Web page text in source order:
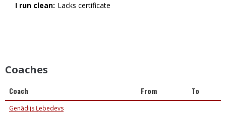
I run clean: Lacks certificate
Coaches
Coach From To
Genādijs Ļebedevs